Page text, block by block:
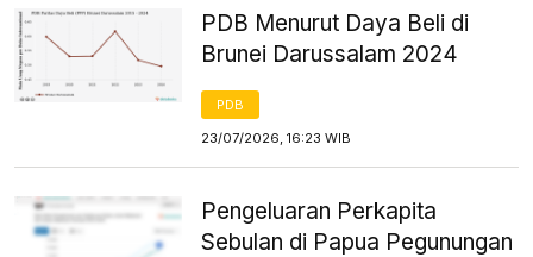
PDB Menurut Daya Beli di
Brunei Darussalam 2024
PDB
23/07/2026, 16:23 WIB
Pengeluaran Perkapita
Sebulan di Papua Pegunungan